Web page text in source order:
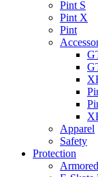
Pint S
Pint X
Pint
Apparel
Safety
Protection